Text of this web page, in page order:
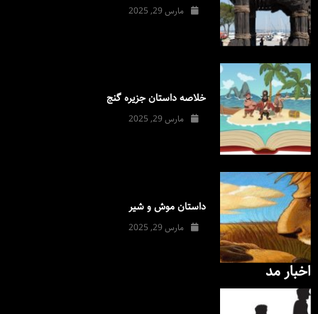
مارس 29, 2025
خلاصه داستان جزیره گنج
مارس 29, 2025
داستان موش و شیر
مارس 29, 2025
اخبار مد